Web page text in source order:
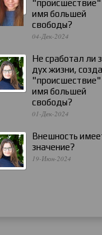
"происшествие"
имя большей
свободы?
04-Дек-2024
Не сработал ли
дух жизни,
"происшествие"
имя большей
свободы?
01-Дек-2024
Внешность
значение?
19-Июн-2024